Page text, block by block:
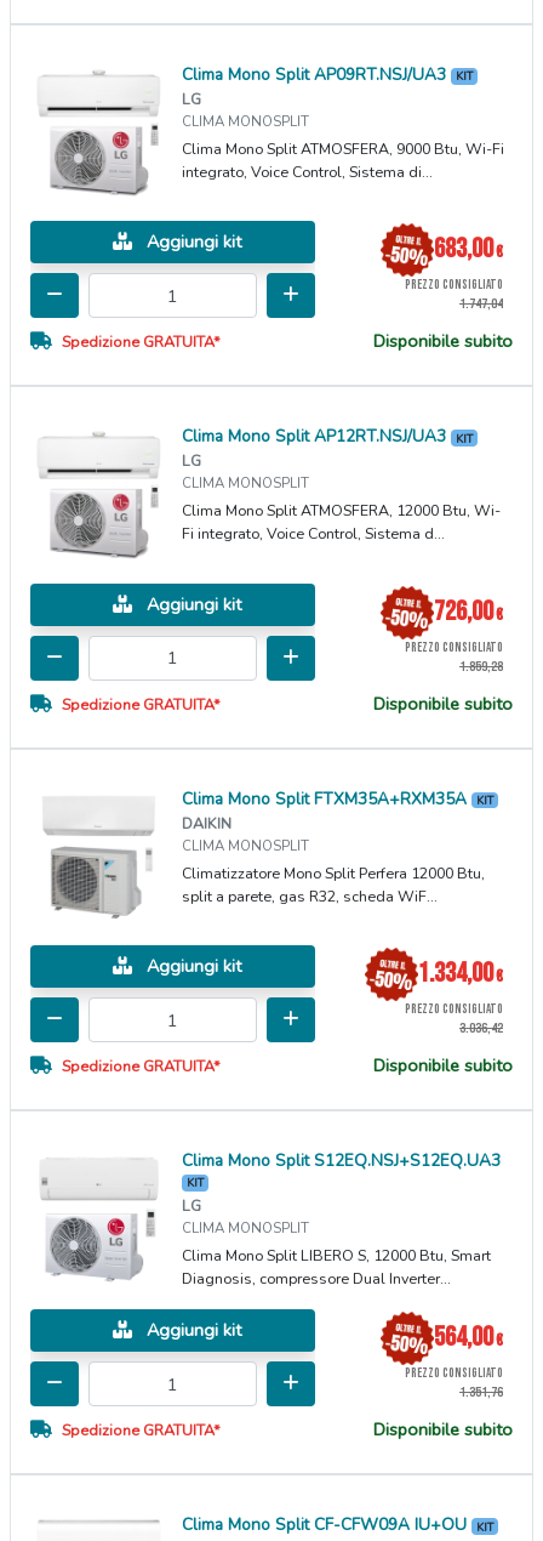
Clima Mono Split AP09RT.NSJ/UA3 KIT
LG
CLIMA MONOSPLIT
Clima Mono Split ATMOSFERA, 9000 Btu, Wi-Fi
integrato, Voice Control, Sistema di...
Aggiungi kit 683,00€
PREZZO CONSIGLIATO
1.747,04
Spedizione GRATUITA* Disponibile subito
Clima Mono Split AP12RT.NSJ/UA3 KIT
LG
CLIMA MONOSPLIT
Clima Mono Split ATMOSFERA, 12000 Btu, Wi-
Fi integrato, Voice Control, Sistema d...
Aggiungi kit 726,00€
PREZZO CONSIGLIATO
1.859,28
Spedizione GRATUITA* Disponibile subito
Clima Mono Split FTXM35A+RXM35A KIT
DAIKIN
CLIMA MONOSPLIT
Climatizzatore Mono Split Perfera 12000 Btu,
split a parete, gas R32, scheda WiF...
Aggiungi kit 1.334,00€
PREZZO CONSIGLIATO
3.036,42
Spedizione GRATUITA* Disponibile subito
Clima Mono Split S12EQ.NSJ+S12EQ.UA3
KIT
LG
CLIMA MONOSPLIT
Clima Mono Split LIBERO S, 12000 Btu, Smart
Diagnosis, compressore Dual Inverter...
Aggiungi kit 564,00€
PREZZO CONSIGLIATO
1.351,76
Spedizione GRATUITA* Disponibile subito
Clima Mono Split CF-CFW09A IU+OU KIT